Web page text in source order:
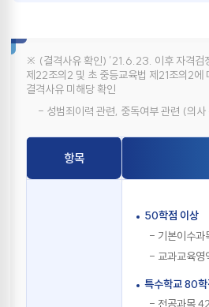
제4조 (교직과정 이수신청)
①교직학과 2학년 학생 중 신청 당시
신청 시점까지 취득한 전체 평
학생은 교직과정 이수신청을 할
교직과정을 이수하고자 하는 학
총장은 교직과정 이수신청자를
인성 검사를 실시하여 그 결과
학장은 제3항의 검사에서 “적격
대상으로 교직과정 이수계획서,
※ (결격사유 확인) ’21.6.23. 이후 자격검
제22조의2 및 초 중등교육법 제21조의2에
결격사유 미해당 확인
- 성범죄이력 관련, 중독여부 관련 (의사
항목
50학점 이상
- 기본이수과
- 교과교육영
특수학교 80학
- 전공과목